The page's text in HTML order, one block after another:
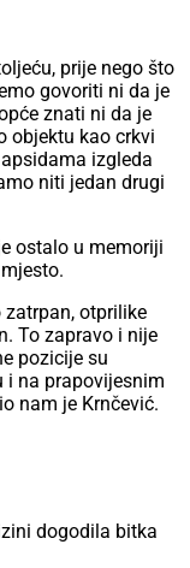
prije nego što
govoriti ni da je
znati ni da je
objektu kao crkvi
izgleda
niti jedan drugi
ostalo u memoriji
zatrpan, otprilike
To zapravo i nije
pozicije su
i na prapovijesnim
nam je Krnčević.
dogodila bitka